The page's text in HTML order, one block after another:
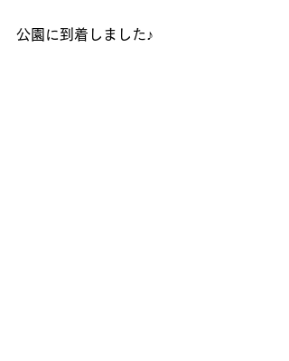
公園に到着しました♪